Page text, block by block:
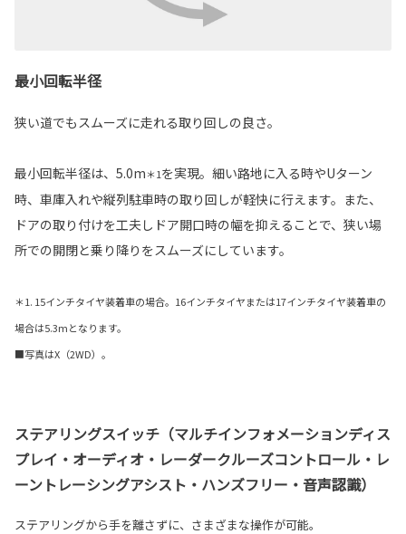
最小回転半径
狭い道でもスムーズに走れる取り回しの良さ。
最小回転半径は、5.0m＊1を実現。細い路地に入る時やUターン
時、車庫入れや縦列駐車時の取り回しが軽快に行えます。また、
ドアの取り付けを工夫しドア開口時の幅を抑えることで、狭い場
所での開閉と乗り降りをスムーズにしています。
＊1. 15インチタイヤ装着車の場合。16インチタイヤまたは17インチタイヤ装着車の
場合は5.3mとなります。
■写真はX（2WD）。
ステアリングスイッチ（マルチインフォメーションディス
プレイ・オーディオ・レーダークルーズコントロール・レ
ーントレーシングアシスト・ハンズフリー・音声認識）
ステアリングから手を離さずに、さまざまな操作が可能。